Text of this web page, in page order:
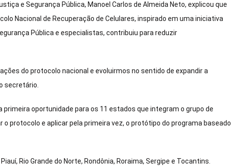
e Segurança Pública, Manoel Carlos de Almeida Neto, explicou que
Nacional de Recuperação de Celulares, inspirado em uma iniciativa
Pública e especialistas, contribuiu para reduzir
do protocolo nacional e evoluirmos no sentido de expandir a
secretário.
oportunidade para os 11 estados que integram o grupo de
protocolo e aplicar pela primeira vez, o protótipo do programa baseado
Rio Grande do Norte, Rondônia, Roraima, Sergipe e Tocantins.